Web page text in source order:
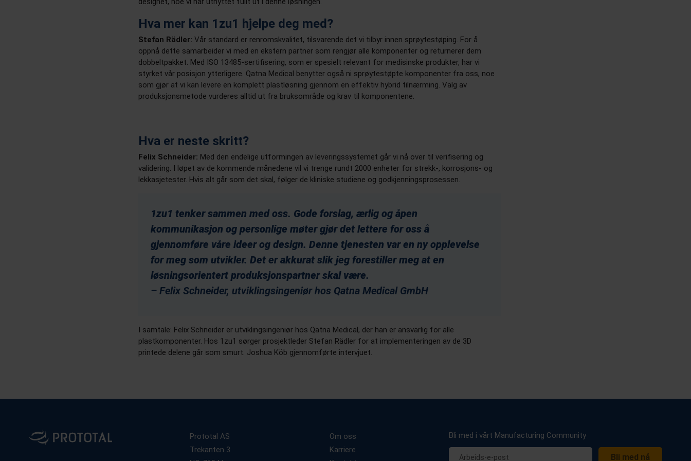
Hva mer kan 1zu1 hjelpe deg med?
Stefan Rädler: Vår standard er renromskvalitet, tilsvarende det vi tilbyr innen sprøytestøping. For å
oppnå dette samarbeider vi med en ekstern partner som rengjør alle komponenter og returnerer dem
dobbeltpakket. Med ISO 13485-sertifisering, som er spesielt relevant for medisinske produkter, har vi
styrket vår posisjon ytterligere. Qatna Medical benytter også ni sprøytestøpte komponenter fra oss, noe
som gjør at vi kan levere en komplett plastløsning gjennom en effektiv hybrid tilnærming. Valg av
produksjonsmetode vurderes alltid ut fra bruksområde og krav til komponentene.
Hva er neste skritt?
Felix Schneider: Med den endelige utformingen av leveringssystemet går vi nå over til verifisering og
validering. I løpet av de kommende månedene vil vi trenge rundt 2000 enheter for strekk-, korrosjons- og
lekkasjetester. Hvis alt går som det skal, følger de kliniske studiene og godkjenningsprosessen.
1zu1 tenker sammen med oss. Gode forslag, ærlig og åpen
kommunikasjon og personlige møter gjør det lettere for oss å
gjennomføre våre ideer og design. Denne tjenesten var en ny opplevelse
for meg som utvikler. Det er akkurat slik jeg forestiller meg at en
løsningsorientert produksjonspartner skal være.
– Felix Schneider, utviklingsingeniør hos Qatna Medical GmbH
I samtale: Felix Schneider er utviklingsingeniør hos Qatna Medical, der han er ansvarlig for alle
plastkomponenter. Hos 1zu1 sørger prosjektleder Stefan Rädler for at implementeringen av de 3D
printede delene går som smurt. Joshua Köb gjennomførte intervjuet
Prototal AS
Trekanten 3
Om oss
Karriere
Bli med i vårt Manufacturing Community